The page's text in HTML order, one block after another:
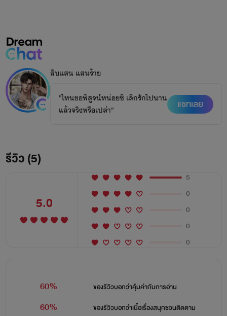
สิบแสน แสนร้าย
"ไหนขอพิสูจน์หน่อยซิ เลิกรักไปนาน
แล้วจริงหรือเปล่า"
แชทเลย
รีวิว (5)
5.0
5
0
0
0
0
60% ของรีวิวบอกว่าคุ้มค่ากับการอ่าน
60% ของรีวิวบอกว่าเนื้อเรื่องสนุกชวนติดตาม